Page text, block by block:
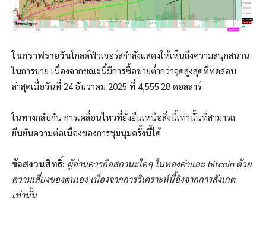
ในกราฟรายวันโกลด์ฟิวเจอร์สกำลังแสดงให้เห็นถึงความสนุกสนาน
ในการขาย เนื่องจากขณะนี้มีการซื้อขายต่ำกว่าจุดสูงสุดที่ทดสอบ
ล่าสุดเมื่อวันที่ 24 ธันวาคม 2025 ที่ 4,555.28 ดอลลาร์
ในทางกลับกัน การเคลื่อนไหวที่ยั่งยืนเหนือสิ่งนี้เท่านั้นที่สามารถ
ยืนยันความต่อเนื่องของการชุมนุมครั้งนี้ได้
ข้อสงวนสิทธิ์: ผู้อ่านควรถือสถานะใดๆ ในทองคำและ bitcoin ด้วย
ความเสี่ยงของตนเอง เนื่องจากการวิเคราะห์นี้อิงจากการสังเกต
เท่านั้น